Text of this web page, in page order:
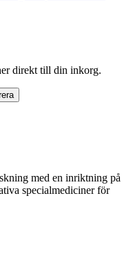
direkt till din inkorg.
med en inriktning på
specialmediciner för